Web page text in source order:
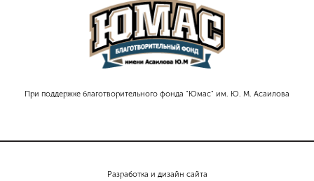
При поддержке благотворительного фонда "Юмас" им. Ю. М. Асаилова
Разработка и дизайн сайта